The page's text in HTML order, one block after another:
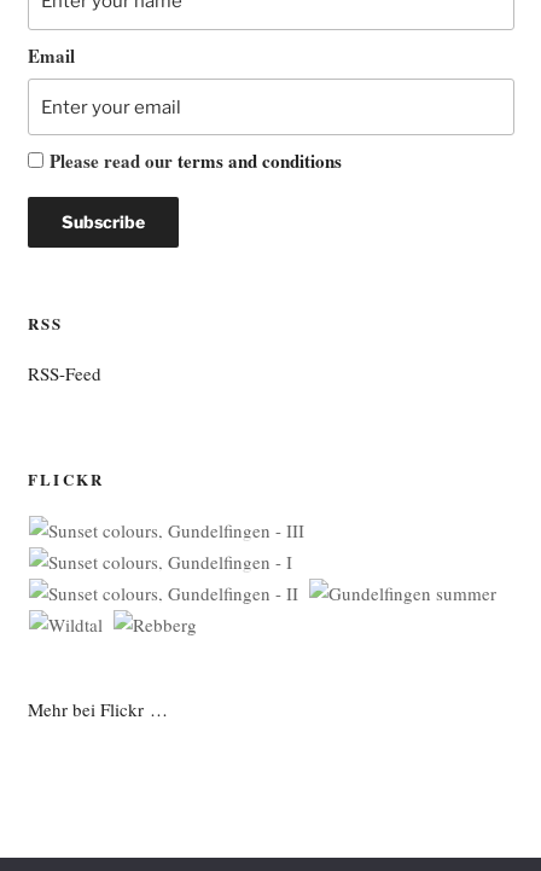
Email
Please read ourterms and conditions
RSS
RSS-Feed
FLICKR
Mehr bei Flickr …